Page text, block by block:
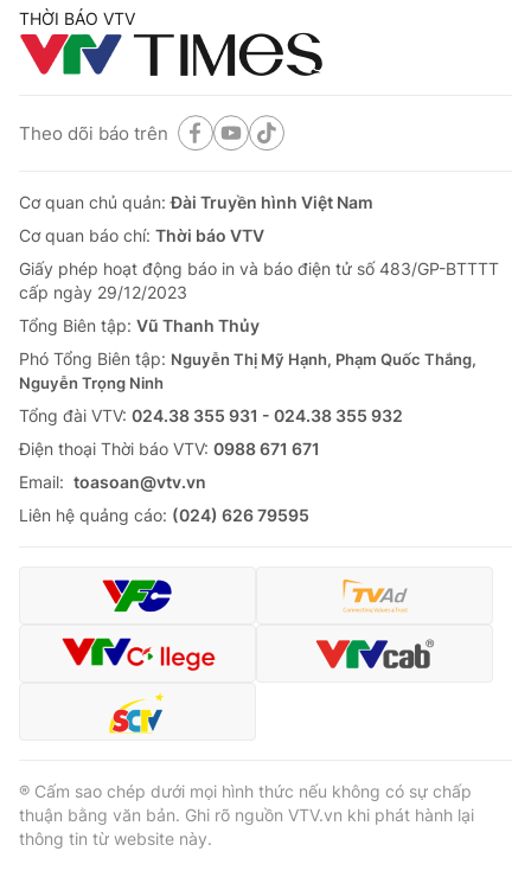
THỜI BÁO VTV
Theo dõi báo trên
Cơ quan chủ quản:Đài Truyền hình Việt Nam
Cơ quan báo chí: Thời báo VTV
Giấy phép hoạt động báo in và báo điện tử số 483/GP-BTTTT
cấp ngày 29/12/2023
Tổng Biên tập: Vũ Thanh Thủy
Phó Tổng Biên tập: Nguyễn Thị Mỹ Hạnh, Phạm Quốc Thắng,
Nguyễn Trọng Ninh
Tổng đài VTV: 024.38 355 931 - 024.38 355 932
Ðiện thoại Thời báo VTV: 0988 671 671
Email: toasoan@vtv.vn
Liên hệ quảng cáo: (024) 626 79595
® Cấm sao chép dưới mọi hình thức nếu không có sự chấp
thuận bằng văn bản. Ghi rõ nguồn VTV.vn khi phát hành lại
thông tin từ website này.